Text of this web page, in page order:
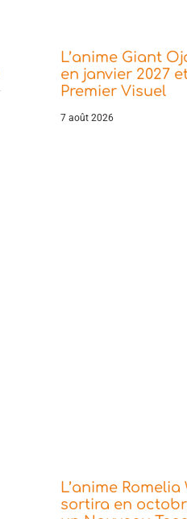
L’anime Giant
en janvier 2027
Premier Visuel
7 août 2026
L’anime
sortira en